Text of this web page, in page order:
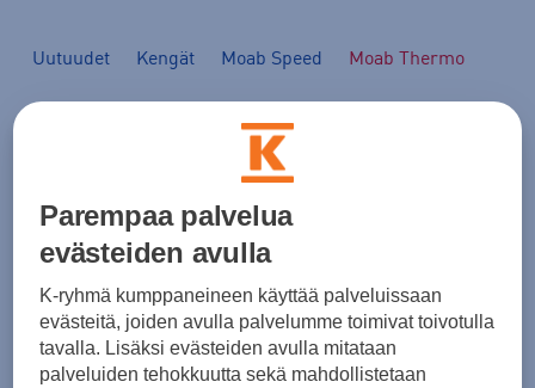
Uutuudet Kengät Moab Speed Moab Thermo
Koko
Parempaa palvelua
evästeiden avulla
K-ryhmä kumppaneineen käyttää palveluissaan
evästeitä, joiden avulla palvelumme toimivat toivotulla
tavalla. Lisäksi evästeiden avulla mitataan
palveluiden tehokkuutta sekä mahdollistetaan